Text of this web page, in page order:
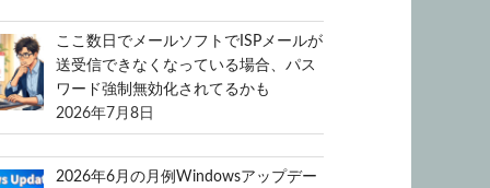
ここ数日でメールソフトでISPメールが
送受信できなくなっている場合、パス
ワード強制無効化されてるかも
2026年7月8日
2026年6月の月例Windowsアップデー